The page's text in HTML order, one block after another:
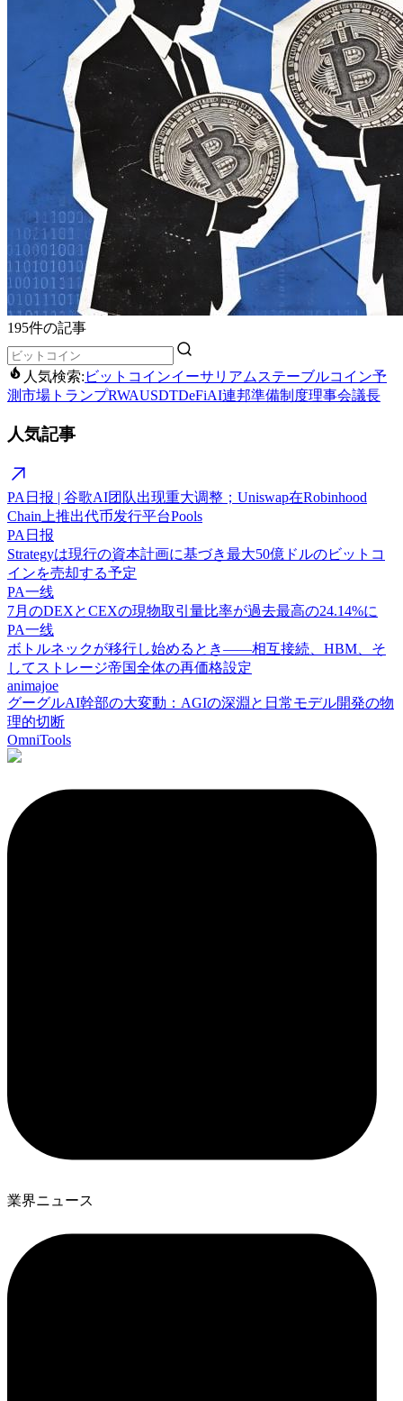
195件の記事
人気検索: ビットコインイーサリアム ステーブルコイン予
測市場 トランプRWAUSDTDeFiAI連邦準備制度理事会議長
人気記事
PA日报 | 谷歌AI团队出现重大调整；Uniswap在Robinhood
Chain上推出代币发行平台Pools
PA日报
Strategyは現行の資本計画に基づき最大50億ドルのビットコ
インを売却する予定
PA一线
7月のDEXとCEXの現物取引量比率が過去最高の24.14%に
PA一线
ボトルネックが移行し始めるとき——相互接続、HBM、そ
してストレージ帝国全体の再価格設定
animajoe
グーグルAI幹部の大変動：AGIの深淵と日常モデル開発の物
理的切断
OmniTools
業界ニュース